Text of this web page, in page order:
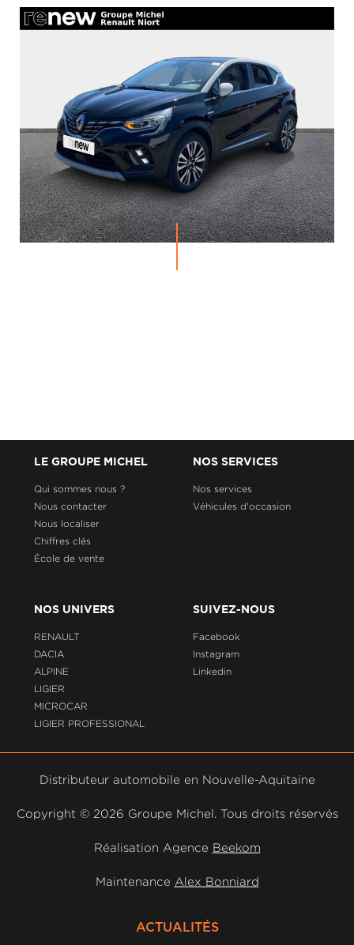
LE GROUPE MICHEL
Qui sommes nous ?
Nous contacter
Nous localiser
Chiffres clés
École de vente
NOS SERVICES
Nos services
Véhicules d'occasion
NOS UNIVERS
RENAULT
DACIA
ALPINE
LIGIER
MICROCAR
LIGIER PROFESSIONAL
SUIVEZ-NOUS
Facebook
Instagram
Linkedin
Distributeur automobile en Nouvelle-Aquitaine
Copyright © 2026 Groupe Michel. Tous droits réservés
Réalisation Agence Beekom
Maintenance Alex Bonniard
ACTUALITÉS